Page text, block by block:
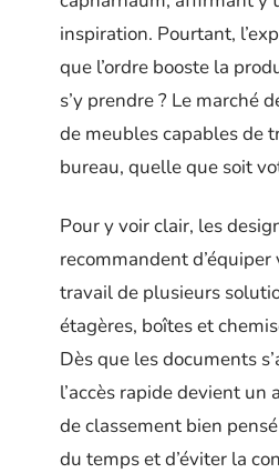
inspiration. Pourtant,
que l’ordre booste la
s’y prendre ? Le marché
de meubles capables de
bureau, quelle que soit
Pour y voir clair, les
recommandent d’équiper
travail de plusieurs
étagères, boîtes et
Dès que les documents
l’accès rapide devient un
de classement bien
du temps et d’éviter la